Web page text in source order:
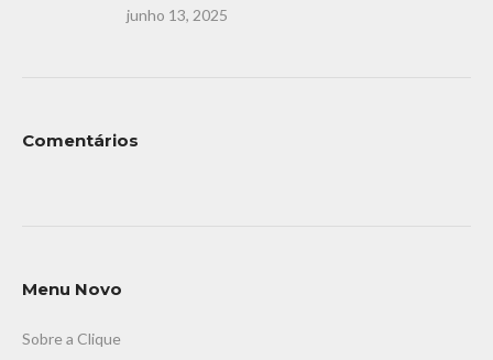
junho 13, 2025
Comentários
Menu Novo
Sobre a Clique